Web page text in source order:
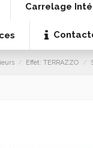
Carrelage
Effet: TERRAZZO